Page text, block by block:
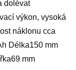
dolévat
výkon, vysoká
náklonu cca
Délka150 mm
mm